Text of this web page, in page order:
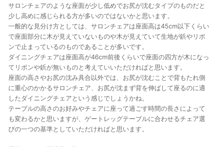
サロンチェアのような座面が少し低めでお尻が沈むタイプのものだと
少し高めに感じられる方が多いのではないかと思います。
一般的な見分け方としては、サロンチェアは座面高は45cm以下くらい
で座面部分に木が見えていないものや木が見えていて生地が鋲やリボ
ンで止まっているのものであることが多いです。
ダイニングチェアは座面高が46cm前後くらいで座面の四方が木になっ
てリボンや鋲が無いものと考えていいただければと思います。
座面の高さやお尻の沈み具合以外では、お尻が沈むことで背もたれ側
に重心のかかるサロンチェア、お尻が沈まず背を伸ばして座るのに適
したダイニングチェアという感じでしょうかね。
テーブルの高さのお好みやチェアに座って過ごす時間の長さによって
も変わるかと思いますが、ゲートレッグテーブルに合わせるチェア選
びの一つの基準としていただければと思います。